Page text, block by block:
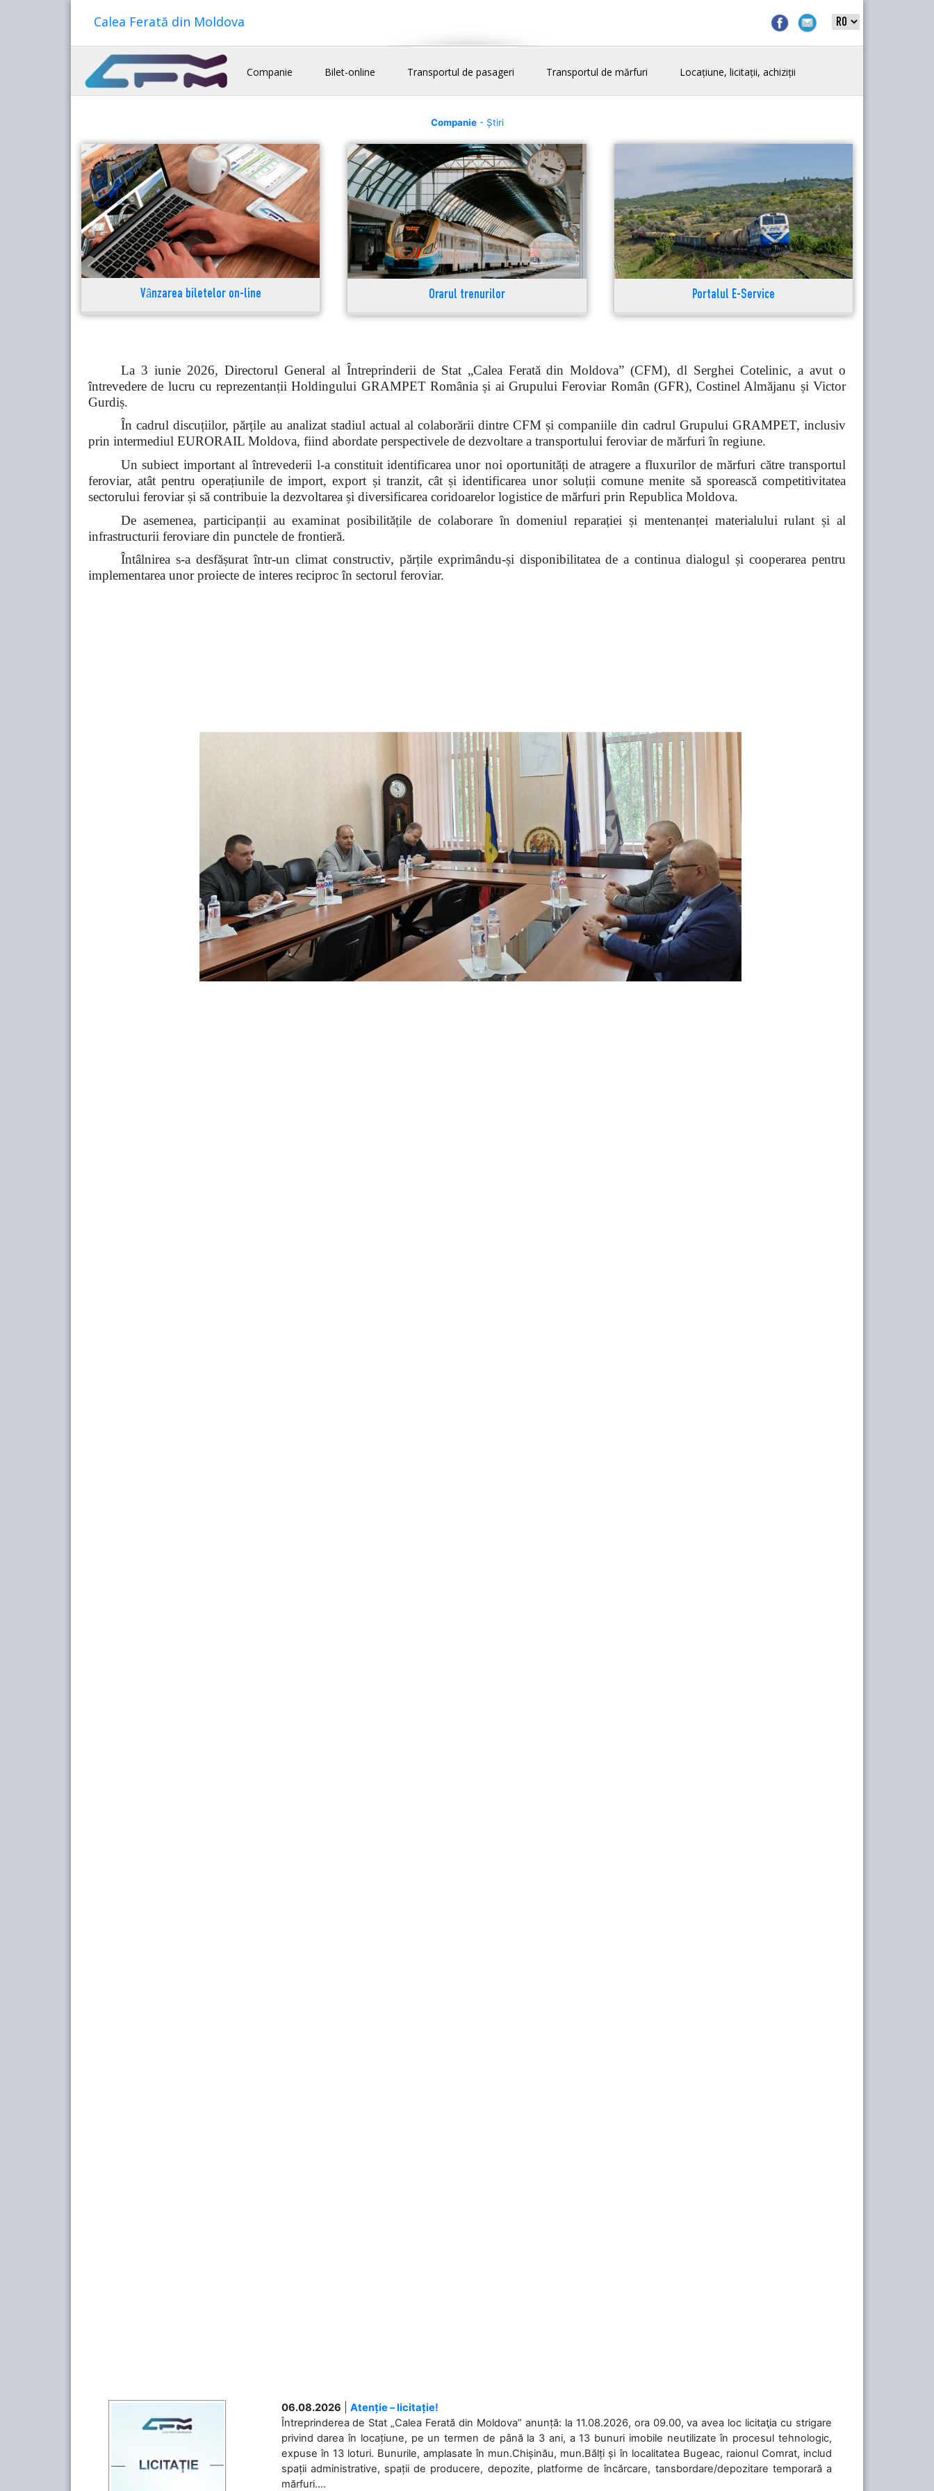
Calea Ferată din Moldova
Companie Bilet-online Transportul de pasageri Transportul de mărfuri Locațiune, licitații, achiziții
Companie- Știri
Vânzarea biletelor on-line Orarul trenurilor Portalul E-Service
La 3 iunie 2026, Directorul General al Întreprinderii de Stat „Calea Ferată din Moldova” (CFM), dl Serghei Cotelinic, a avut o
întrevedere de lucru cu reprezentanții Holdingului GRAMPET România și ai Grupului Feroviar Român (GFR), Costinel Almăjanu și Victor
Gurdiș.
În cadrul discuțiilor, părțile au analizat stadiul actual al colaborării dintre CFM și companiile din cadrul Grupului GRAMPET, inclusiv
prin intermediul EURORAIL Moldova, fiind abordate perspectivele de dezvoltare a transportului feroviar de mărfuri în regiune.
Un subiect important al întrevederii l-a constituit identificarea unor noi oportunități de atragere a fluxurilor de mărfuri către transportul
feroviar, atât pentru operațiunile de import, export și tranzit, cât și identificarea unor soluții comune menite să sporească competitivitatea
sectorului feroviar și să contribuie la dezvoltarea și diversificarea coridoarelor logistice de mărfuri prin Republica Moldova.
De asemenea, participanții au examinat posibilitățile de colaborare în domeniul reparației și mentenanței materialului rulant și al
infrastructurii feroviare din punctele de frontieră.
Întâlnirea s-a desfășurat într-un climat constructiv, părțile exprimându-și disponibilitatea de a continua dialogul și cooperarea pentru
implementarea unor proiecte de interes reciproc în sectorul feroviar.
06.08.2026
Atenție – licitație!
Întreprinderea de Stat „Calea Ferată din Moldova” anunță: la 11.08.2026, ora 09.00, va avea loc licitaţia cu strigare
privind darea în locațiune, pe un termen de până la 3 ani, a 13 bunuri imobile neutilizate în procesul tehnologic,
expuse în 13 loturi. Bunurile, amplasate în mun.Chișinău, mun.Bălți și în localitatea Bugeac, raionul Comrat, includ
spații administrative, spații de producere, depozite, platforme de încărcare, tansbordare/depozitare temporară a
mărfuri....